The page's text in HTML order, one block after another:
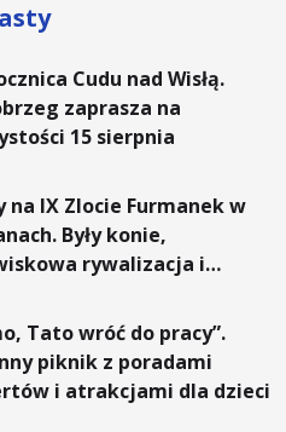
Cudu nad Wisłą.
zaprasza na
15 sierpnia
na IX Zlocie Furmanek w
Były konie,
rywalizacja i
Tato wróć do pracy”.
piknik z poradami
i atrakcjami dla dzieci